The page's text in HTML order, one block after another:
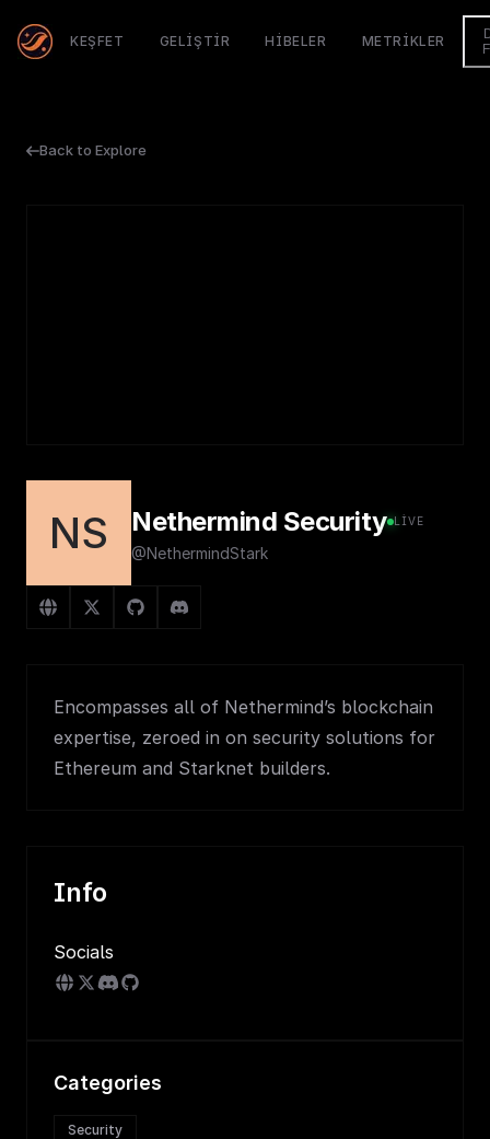
KEŞFET GELIŞTIR HIBELER METRIKLER
Back to Explore
NS Nethermind Security LIVE
@NethermindStark
Encompasses all of Nethermind’s blockchain
expertise, zeroed in on security solutions for
Ethereum and Starknet builders.
Info
Socials
Categories
Security